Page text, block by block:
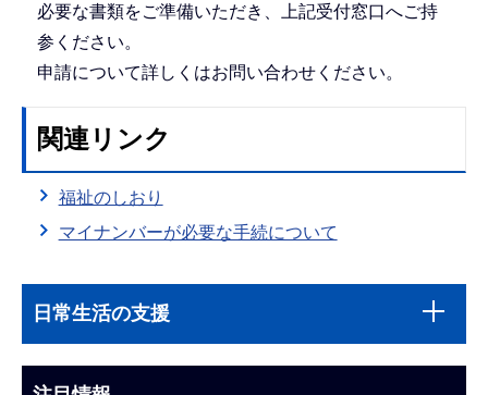
必要な書類をご準備いただき、上記受付窓口へご持
参ください。
申請について詳しくはお問い合わせください。
関連リンク
福祉のしおり
マイナンバーが必要な手続について
文
こ
ブ
ビ
日常生活の支援